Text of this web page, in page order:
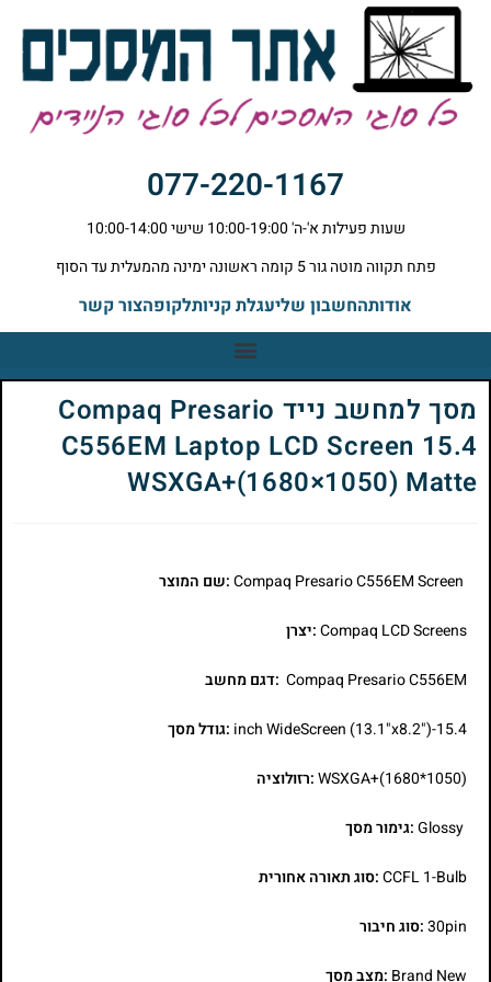
077-220-1167
שעות פעילות א'-ה' 10:00-19:00 שישי 10:00-14:00
פתח תקווה מוטה גור 5 קומה ראשונה ימינה מהמעלית עד הסוף
אודותהחשבון שליעגלת קניותלקופהצור קשר
מסך למחשב נייד Compaq Presario
C556EM Laptop LCD Screen 15.4
WSXGA+(1680×1050) Matte
:שם המוצר
Compaq LCD Screens:יצרן
Compaq Presario C556EM :דגם מחשב
15.4-inch WideScreen (13.1"x8.2") :גודל מסך
WSXGA+(1680*1050):רזולוציה
Glossy:גימור מסך
CCFL 1-Bulb:סוג תאורה אחורית
30pin:סוג חיבור
Brand New :מצב מסך